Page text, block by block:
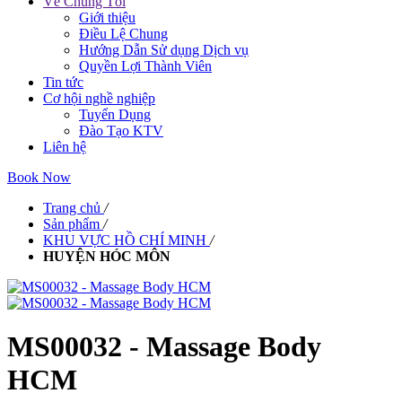
Giới thiệu
Điều Lệ Chung
Hướng Dẫn Sử dụng Dịch vụ
Quyền Lợi Thành Viên
Tin tức
Cơ hội nghề nghiệp
Tuyển Dụng
Đào Tạo KTV
Liên hệ
Book Now
Trang chủ /
Sản phẩm /
KHU VỰC HỒ CHÍ MINH /
HUYỆN HÓC MÔN
MS00032 - Massage Body
HCM